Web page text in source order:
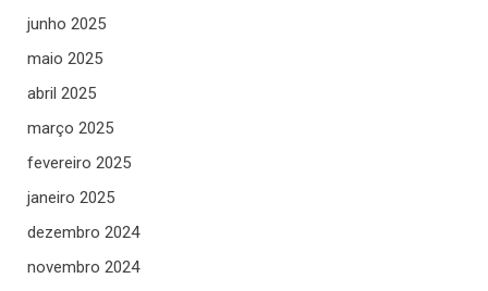
junho 2025
maio 2025
abril 2025
março 2025
fevereiro 2025
janeiro 2025
dezembro 2024
novembro 2024